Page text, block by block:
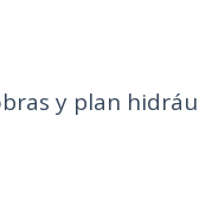
y plan